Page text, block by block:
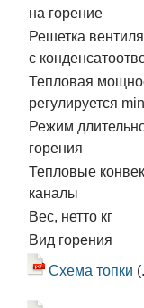
на горение
Решетка
с
Тепловая
регулируется
Режим
горения
Тепловые
каналы
Вес, нетто кг
Вид горения
Схема топки